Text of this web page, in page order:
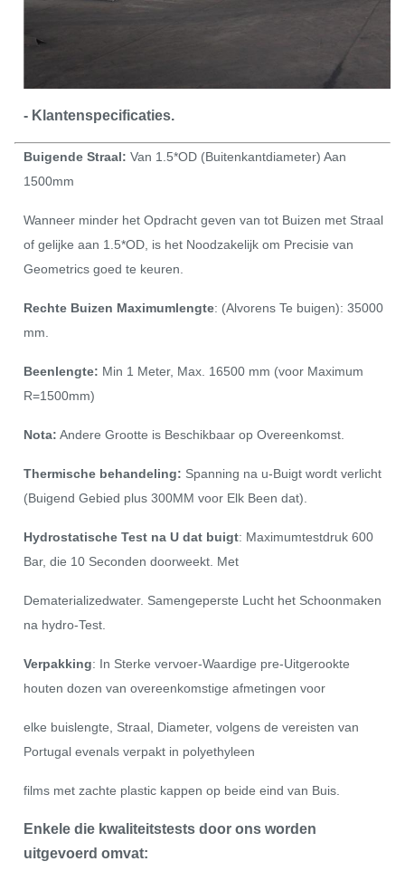
- Klantenspecificaties.
Buigende Straal: Van 1.5*OD (Buitenkantdiameter) Aan
1500mm
Wanneer minder het Opdracht geven van tot Buizen met Straal
of gelijke aan 1.5*OD, is het Noodzakelijk om Precisie van
Geometrics goed te keuren.
Rechte Buizen Maximumlengte: (Alvorens Te buigen): 35000
mm.
Beenlengte: Min 1 Meter, Max. 16500 mm (voor Maximum
R=1500mm)
Nota: Andere Grootte is Beschikbaar op Overeenkomst.
Thermische behandeling: Spanning na u-Buigt wordt verlicht
(Buigend Gebied plus 300MM voor Elk Been dat).
Hydrostatische Test na U dat buigt: Maximumtestdruk 600
Bar, die 10 Seconden doorweekt. Met
Dematerializedwater. Samengeperste Lucht het Schoonmaken
na hydro-Test.
Verpakking: In Sterke vervoer-Waardige pre-Uitgerookte
houten dozen van overeenkomstige afmetingen voor
elke buislengte, Straal, Diameter, volgens de vereisten van
Portugal evenals verpakt in polyethyleen
films met zachte plastic kappen op beide eind van Buis.
Enkele die kwaliteitstests door ons worden
uitgevoerd omvat: